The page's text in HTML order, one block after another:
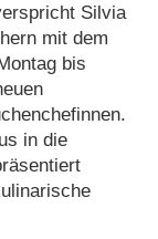
Silvia
mit dem
bis
in die